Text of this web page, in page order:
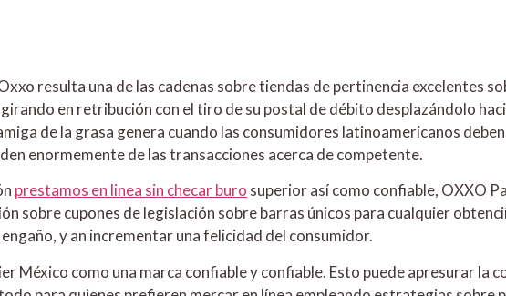
resulta una de las cadenas sobre tiendas de pertinencia excelentes
en retribución con el tiro de su postal de débito desplazándolo
de la grasa genera cuando las consumidores latinoamericanos
enormemente de las transacciones acerca de competente.
prestamos en linea sin checar buro superior así­ como confiable, OXXO
sobre cupones de legislación sobre barras únicos para cualquier
y an incrementar una felicidad del consumidor.
México como una marca confiable y confiable. Esto puede apresurar la